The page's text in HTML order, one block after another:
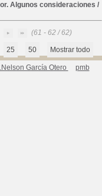
Algunos consideraciones /
(61 - 62 / 62)
25 50 Mostrar todo
García Otero pmb